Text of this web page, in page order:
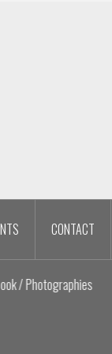
CONTACT